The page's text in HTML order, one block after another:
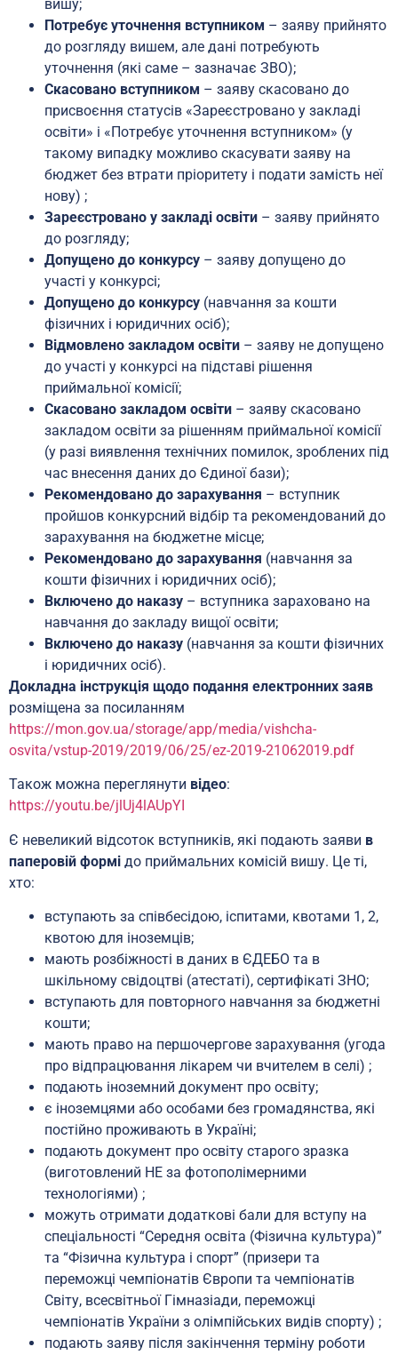
вишу;
Потребує уточнення вступником – заяву прийнято
до розгляду вишем, але дані потребують
уточнення (які саме – зазначає ЗВО);
Скасовано вступником – заяву скасовано до
присвоєння статусів «Зареєстровано у закладі
освіти» і «Потребує уточнення вступником» (у
такому випадку можливо скасувати заяву на
бюджет без втрати пріоритету і подати замість неї
нову) ;
Зареєстровано у закладі освіти – заяву прийнято
до розгляду;
Допущено до конкурсу – заяву допущено до
участі у конкурсі;
Допущено до конкурсу (навчання за кошти
фізичних і юридичних осіб);
Відмовлено закладом освіти – заяву не допущено
до участі у конкурсі на підставі рішення
приймальної комісії;
Скасовано закладом освіти – заяву скасовано
закладом освіти за рішенням приймальної комісії
(у разі виявлення технічних помилок, зроблених під
час внесення даних до Єдиної бази);
Рекомендовано до зарахування – вступник
пройшов конкурсний відбір та рекомендований до
зарахування на бюджетне місце;
Рекомендовано до зарахування (навчання за
кошти фізичних і юридичних осіб);
Включено до наказу – вступника зараховано на
навчання до закладу вищої освіти;
Включено до наказу (навчання за кошти фізичних
і юридичних осіб).
Докладна інструкція щодо подання електронних заяв
розміщена за посиланням
https://mon.gov.ua/storage/app/media/vishcha-
osvita/vstup-2019/2019/06/25/ez-2019-21062019.pdf
Також можна переглянути відео:
https://youtu.be/jlUj4lAUpYI
Є невеликий відсоток вступників, які подають заяви в
паперовій формі до приймальних комісій вишу. Це ті,
хто:
вступають за співбесідою, іспитами, квотами 1, 2,
квотою для іноземців;
мають розбіжності в даних в ЄДЕБО та в
шкільному свідоцтві (атестаті), сертифікаті ЗНО;
вступають для повторного навчання за бюджетні
кошти;
мають право на першочергове зарахування (угода
про відпрацювання лікарем чи вчителем в селі) ;
подають іноземний документ про освіту;
є іноземцями або особами без громадянства, які
постійно проживають в Україні;
подають документ про освіту старого зразка
(виготовлений НЕ за фотополімерними
технологіями) ;
можуть отримати додаткові бали для вступу на
спеціальності “Середня освіта (Фізична культура)”
та “Фізична культура і спорт” (призери та
переможці чемпіонатів Європи та чемпіонатів
Світу, всесвітньої Гімназіади, переможці
чемпіонатів України з олімпійських видів спорту) ;
подають заяву після закінчення терміну роботи